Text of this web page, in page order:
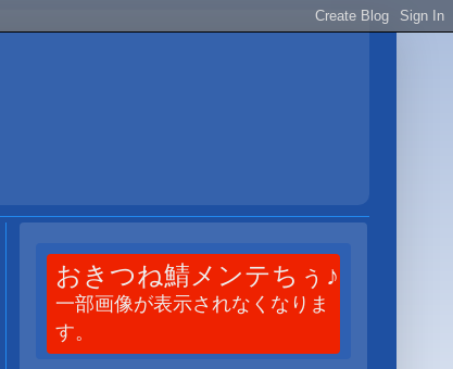
おきつね鯖メンテちぅ♪
一部画像が表示されなくなりま
す。